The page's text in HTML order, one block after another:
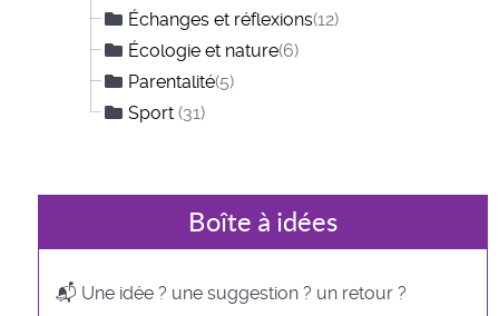
Échanges et réflexions(12)
Écologie et nature(6)
Parentalité(5)
Sport (31)
Boîte à idées
📬 Une idée ? une suggestion ? un retour ?